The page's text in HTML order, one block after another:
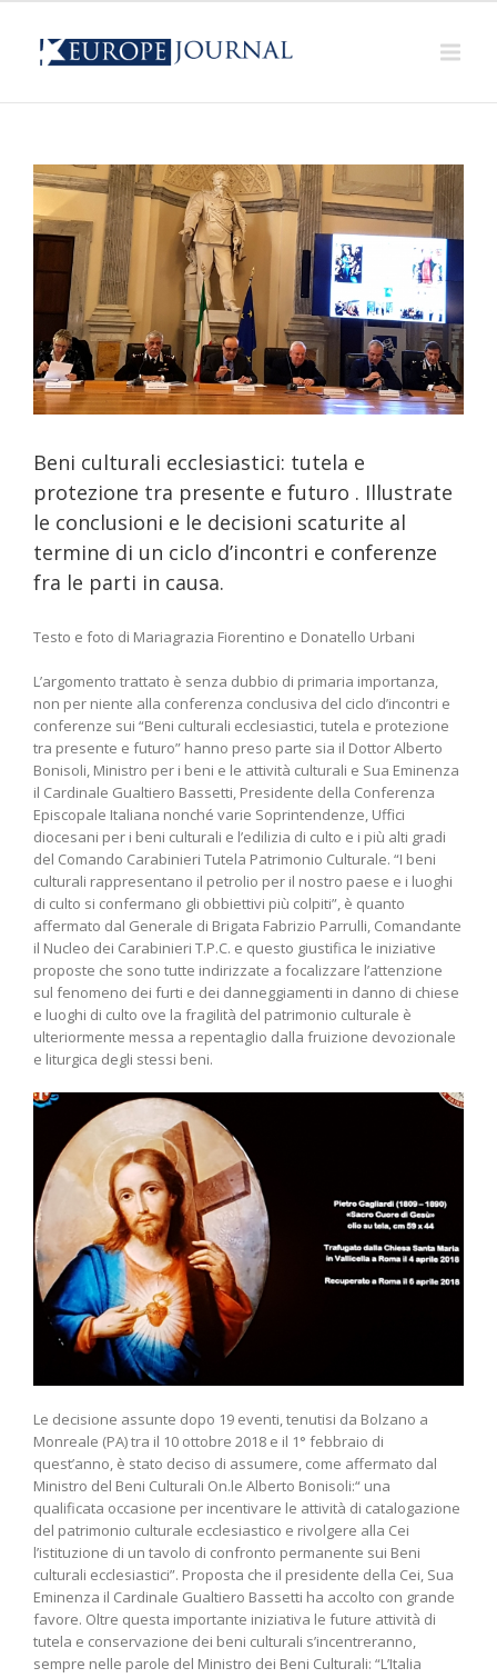
Beni culturali ecclesiastici: tutela e
protezione tra presente e futuro . Illustrate
le conclusioni e le decisioni scaturite al
termine di un ciclo d’incontri e conferenze
fra le parti in causa.
Testo e foto di Mariagrazia Fiorentino e Donatello Urbani
L’argomento trattato è senza dubbio di primaria importanza,
non per niente alla conferenza conclusiva del ciclo d’incontri e
conferenze sui “Beni culturali ecclesiastici, tutela e protezione
tra presente e futuro” hanno preso parte sia il Dottor Alberto
Bonisoli, Ministro per i beni e le attività culturali e Sua Eminenza
il Cardinale Gualtiero Bassetti, Presidente della Conferenza
Episcopale Italiana nonché varie Soprintendenze, Uffici
diocesani per i beni culturali e l’edilizia di culto e i più alti gradi
del Comando Carabinieri Tutela Patrimonio Culturale. “I beni
culturali rappresentano il petrolio per il nostro paese e i luoghi
di culto si confermano gli obbiettivi più colpiti”, è quanto
affermato dal Generale di Brigata Fabrizio Parrulli, Comandante
il Nucleo dei Carabinieri T.P.C. e questo giustifica le iniziative
proposte che sono tutte indirizzate a focalizzare l’attenzione
sul fenomeno dei furti e dei danneggiamenti in danno di chiese
e luoghi di culto ove la fragilità del patrimonio culturale è
ulteriormente messa a repentaglio dalla fruizione devozionale
e liturgica degli stessi beni.
Le decisione assunte dopo 19 eventi, tenutisi da Bolzano a
Monreale (PA) tra il 10 ottobre 2018 e il 1° febbraio di
quest’anno, è stato deciso di assumere, come affermato dal
Ministro del Beni Culturali On.le Alberto Bonisoli:“ una
qualificata occasione per incentivare le attività di catalogazione
del patrimonio culturale ecclesiastico e rivolgere alla Cei
l’istituzione di un tavolo di confronto permanente sui Beni
culturali ecclesiastici”. Proposta che il presidente della Cei, Sua
Eminenza il Cardinale Gualtiero Bassetti ha accolto con grande
favore. Oltre questa importante iniziativa le future attività di
tutela e conservazione dei beni culturali s’incentreranno,
sempre nelle parole del Ministro dei Beni Culturali: “L’Italia